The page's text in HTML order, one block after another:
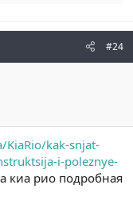
#24
kak-snjat-
i-poleznye-
киа рио подробная